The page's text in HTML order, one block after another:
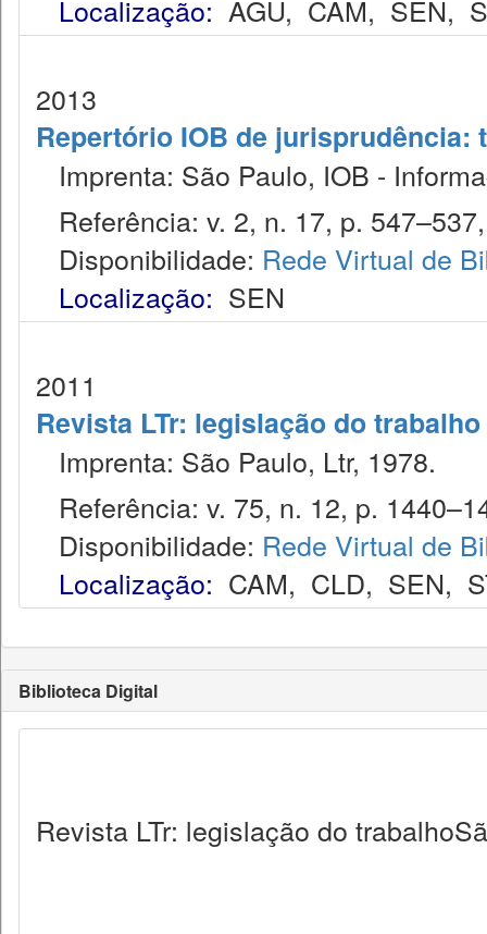
Localização: AGU, CAM, SEN,
2013
Repertório IOB de
Imprenta: São Paulo, IOB -
Referência: v. 2, n. 17, p.
Disponibilidade: Rede Virtual de
Localização: SEN
2011
Revista LTr: legislação do trabalho
Imprenta: São Paulo, Ltr, 1978.
Referência: v. 75, n. 12, p.
Disponibilidade: Rede Virtual de
Localização: CAM, CLD, SEN,
Biblioteca Digital
Revista LTr: legislação do